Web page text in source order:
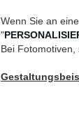
Wenn Sie an
"
Bei Fotomotiven,